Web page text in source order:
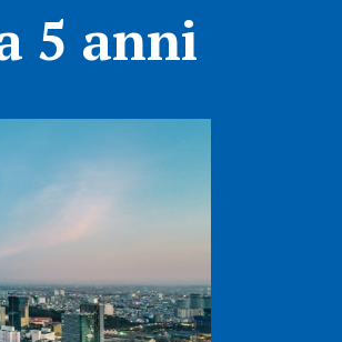
5 anni